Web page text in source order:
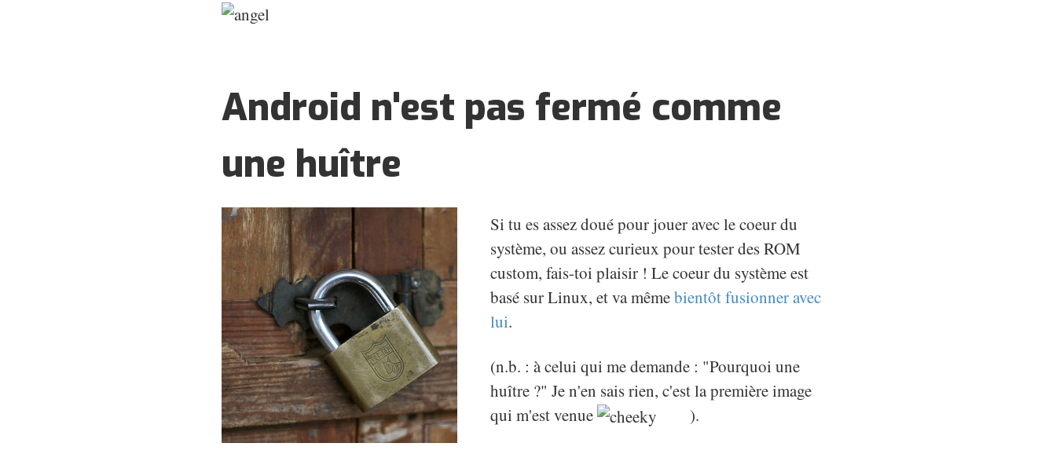
Android n'est pas fermé comme
une huître
Si tu es assez doué pour jouer avec le coeur du
système, ou assez curieux pour tester des ROM
custom, fais-toi plaisir ! Le coeur du système est
basé sur Linux, et va mêmebientôt fusionner avec
lui.
(n.b. : à celui qui me demande : "Pourquoi une
huître ?" Je n'en sais rien, c'est la première image
qui m'est venue
).